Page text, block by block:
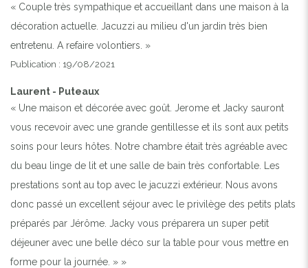
« Couple très sympathique et accueillant dans une maison à la
décoration actuelle. Jacuzzi au milieu d'un jardin très bien
entretenu. A refaire volontiers. »
Publication : 19/08/2021
Laurent - Puteaux
« Une maison et décorée avec goût. Jerome et Jacky sauront
vous recevoir avec une grande gentillesse et ils sont aux petits
soins pour leurs hôtes. Notre chambre était très agréable avec
du beau linge de lit et une salle de bain très confortable. Les
prestations sont au top avec le jacuzzi extérieur. Nous avons
donc passé un excellent séjour avec le privilège des petits plats
préparés par Jérôme. Jacky vous préparera un super petit
déjeuner avec une belle déco sur la table pour vous mettre en
forme pour la journée. » »